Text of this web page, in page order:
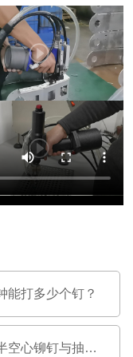
能打多少个钉？
自动铆钉枪厂家分析半空心铆钉与抽芯铆钉